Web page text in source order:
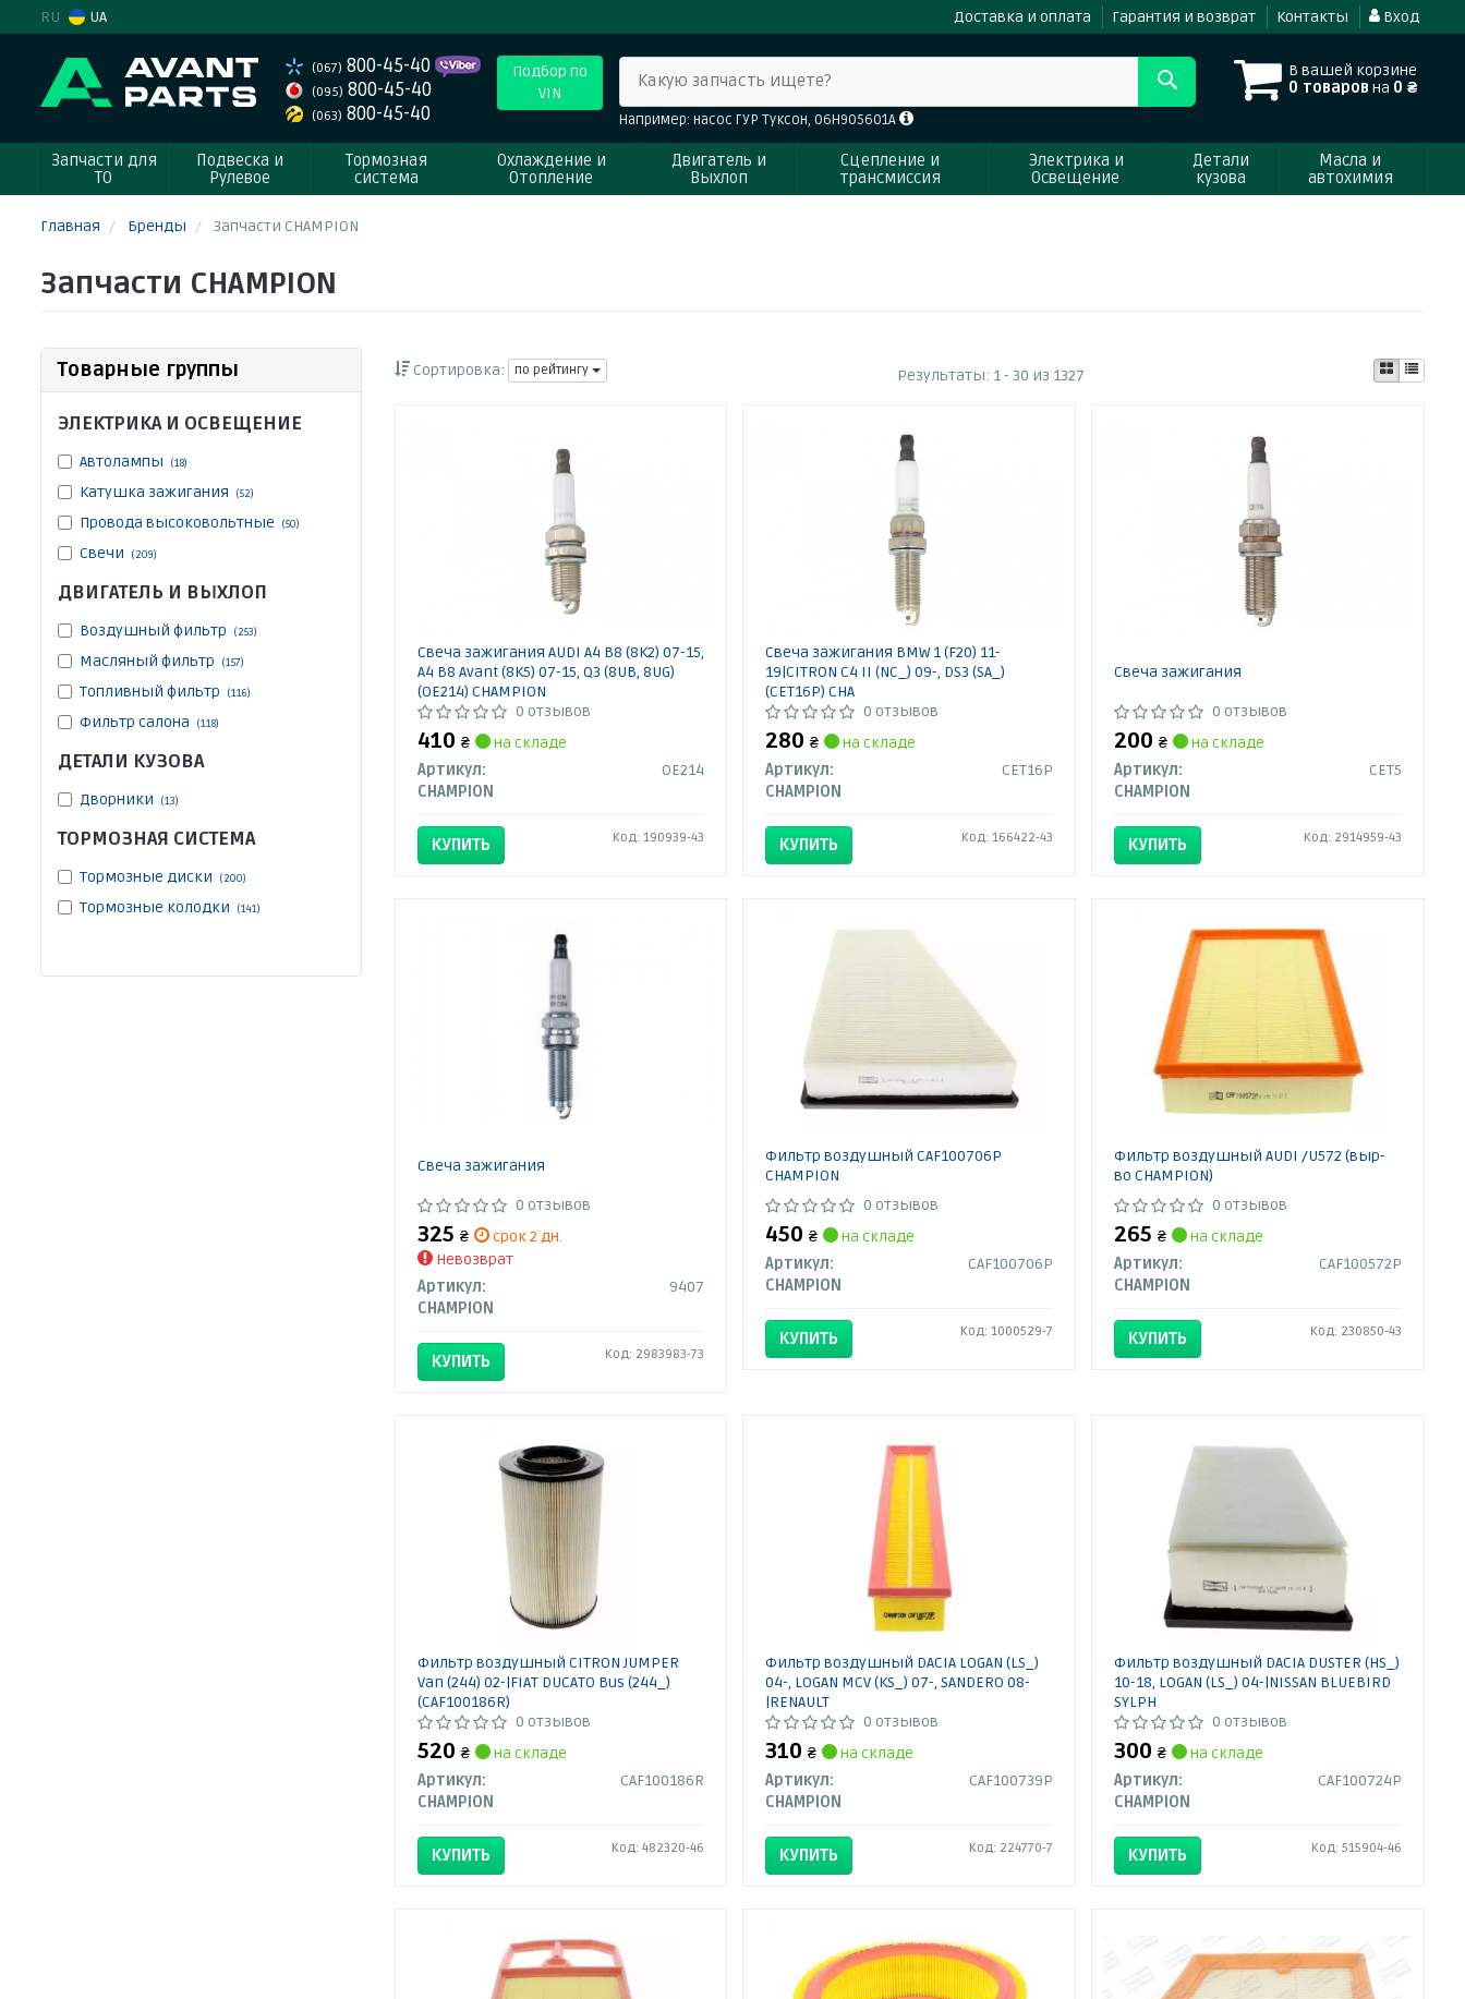
RU UA Доставка и оплата Гарантия и возврат Контакты Вход
(067) 800-45-40
(095) 800-45-40
(063) 800-45-40
Подбор по
VIN
В вашей корзине
0 товаров на 0 ₴
Какую запчасть ищете?
Например: насос ГУР Туксон, 06H905601A
Запчасти для
ТО
Подвеска и
Рулевое
Тормозная
система
Охлаждение и
Отопление
Двигатель и
Выхлоп
Сцепление и
трансмиссия
Электрика и
Освещение
Детали
кузова
Масла и
автохимия
Главная Бренды Запчасти CHAMPION
Запчасти CHAMPION
Товарные группы
ЭЛЕКТРИКА И ОСВЕЩЕНИЕ
Автолампы (18)
Катушка зажигания (52)
Провода высоковольтные (50)
Свечи (209)
ДВИГАТЕЛЬ И ВЫХЛОП
Воздушный фильтр (253)
Масляный фильтр (157)
Топливный фильтр (116)
Фильтр салона (118)
ДЕТАЛИ КУЗОВА
Дворники (13)
ТОРМОЗНАЯ СИСТЕМА
Тормозные диски (200)
Тормозные колодки (141)
Сортировка: по рейтингу Результаты: 1 - 30 из 1327
Свеча зажигания AUDI A4 B8 (8K2) 07-15,
A4 B8 Avant (8K5) 07-15, Q3 (8UB, 8UG)
(OE214) CHAMPION
0 отзывов
410 ₴
на складе
Артикул:
OE214
CHAMPION
КУПИТЬ Код: 190939-43
Свеча зажигания BMW 1 (F20) 11-
19|CITRON C4 II (NC_) 09-, DS3 (SA_)
(CET16P) CHA
0 отзывов
280₴
на складе
Артикул:
CET16P
CHAMPION
КУПИТЬ Код: 166422-43
Свеча зажигания
0 отзывов
200₴
на складе
Артикул:
CET5
CHAMPION
КУПИТЬ Код: 2914959-43
Свеча зажигания
0 отзывов
325 ₴
срок 2 дн.
Невозврат
Артикул:
9407
CHAMPION
КУПИТЬ Код: 2983983-73
Фильтр воздушный CAF100706P
CHAMPION
0 отзывов
450₴
на складе
Артикул:
CAF100706P
CHAMPION
КУПИТЬ Код: 1000529-7
Фильтр воздушный AUDI /U572 (выр-
во CHAMPION)
0 отзывов
265₴
на складе
Артикул:
CAF100572P
CHAMPION
КУПИТЬ Код: 230850-43
Фильтр воздушный CITRON JUMPER
Van (244) 02-|FIAT DUCATO Bus (244_)
(CAF100186R)
0 отзывов
520 ₴
на складе
Артикул:
CAF100186R
CHAMPION
КУПИТЬ Код: 482320-46
Фильтр воздушный DACIA LOGAN (LS_)
04-, LOGAN MCV (KS_) 07-, SANDERO 08-
|RENAULT
0 отзывов
310₴
на складе
Артикул:
CAF100739P
CHAMPION
КУПИТЬ Код: 224770-7
Фильтр воздушный DACIA DUSTER (HS_)
10-18, LOGAN (LS_) 04-|NISSAN BLUEBIRD
SYLPH
0 отзывов
300₴
на складе
Артикул:
CAF100724P
CHAMPION
КУПИТЬ Код: 515904-46